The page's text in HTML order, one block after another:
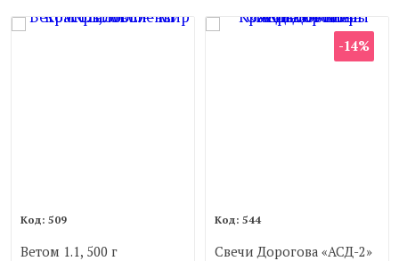
509
Ветом 1.1, 500 г
-14%
544
Свечи Дорогова «АСД-2»